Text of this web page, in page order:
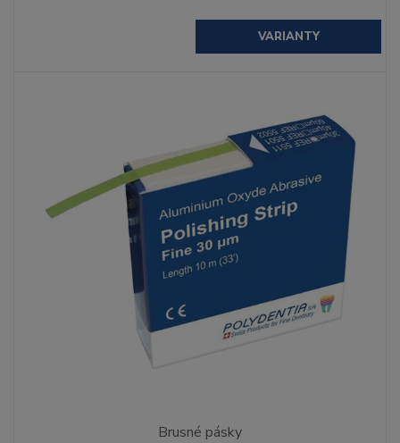
VARIANTY
Brusné pásky